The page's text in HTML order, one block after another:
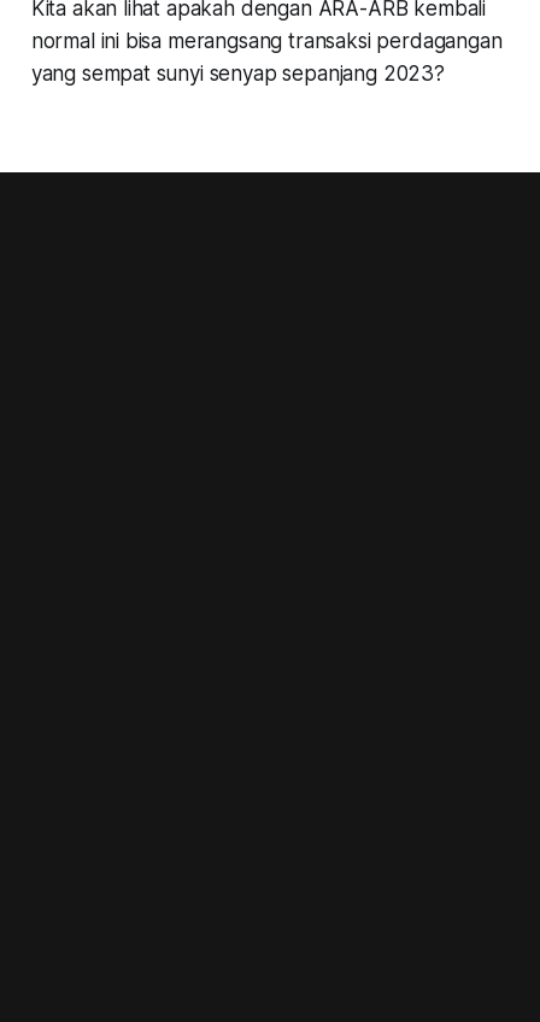
Kita akan lihat apakah dengan ARA-ARB kembali
normal ini bisa merangsang transaksi perdagangan
yang sempat sunyi senyap sepanjang 2023?